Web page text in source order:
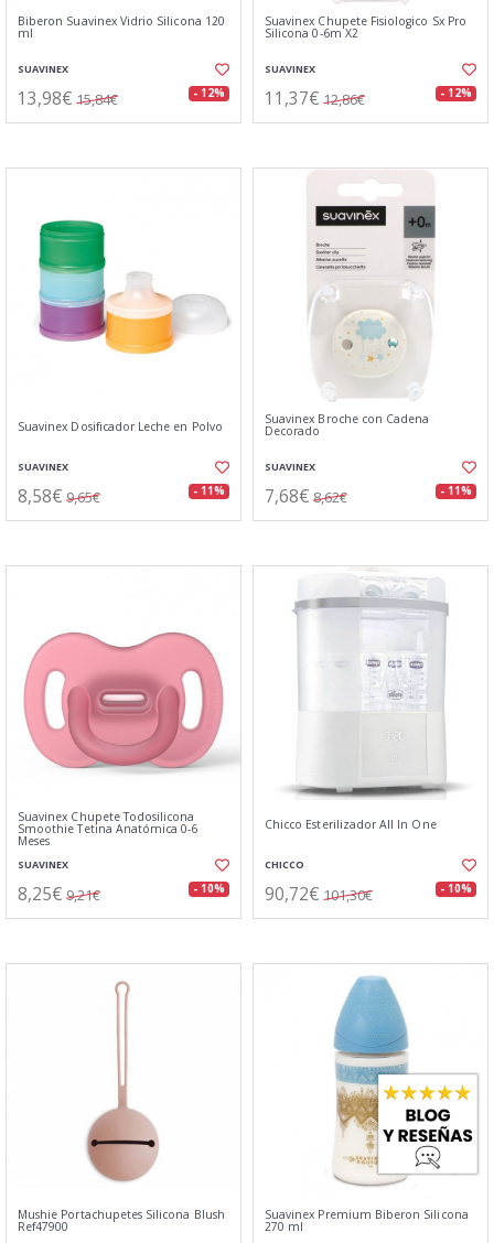
Biberon Suavinex Vidrio Silicona 120
ml
SUAVINEX
13,98€ 15,84€ - 12%
Suavinex Chupete Fisiologico Sx Pro
Silicona 0-6m X2
SUAVINEX
11,37€ 12,86€ - 12%
Suavinex Dosificador Leche en Polvo
SUAVINEX
8,58€ 9,65€ - 11%
Suavinex Broche con Cadena
Decorado
SUAVINEX
7,68€ 8,62€ - 11%
Suavinex Chupete Todosilicona
Smoothie Tetina Anatómica 0-6
Meses
SUAVINEX
8,25€ 9,21€ - 10%
Chicco Esterilizador All In One
CHICCO
90,72€ 101,30€ - 10%
Mushie Portachupetes Silicona Blush
Ref47900
Suavinex Premium Biberon Silicona
270 ml